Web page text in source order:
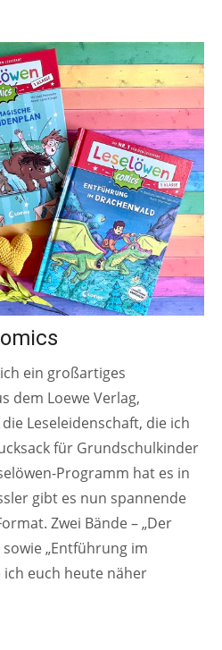
ein großartiges
dem Loewe Verlag,
Leseleidenschaft, die ich
für Grundschulkinder
Programm hat es in
gibt es nun spannende
Zwei Bände – „Der
„Entführung im
ich euch heute näher